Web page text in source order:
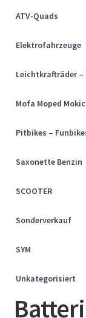
ATV-Quads
Elektrofahrzeuge
Leichtkrafträder –
Mofa Moped
Pitbikes –
Saxonette Benzin
SCOOTER
Sonderverkauf
SYM
Unkategorisiert